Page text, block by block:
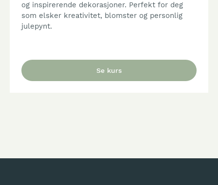
og inspirerende dekorasjoner. Perfekt for deg
som elsker kreativitet, blomster og personlig
julepynt.
Se kurs